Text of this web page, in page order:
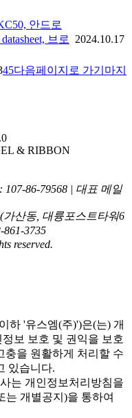
안드로
브로
2024.10.17
45다음페이지로 가기 마지
& RIBBON
86-79568 | 대표 메일
가산동, 대륭포스트타워6
3735
reserved.
하 '유스엠(주)')은(는) 개
보 보호 및 권익을 보호
충을 원활하게 처리할 수
있습니다.
는 개인정보처리방침을
는 개별공지)을 통하여